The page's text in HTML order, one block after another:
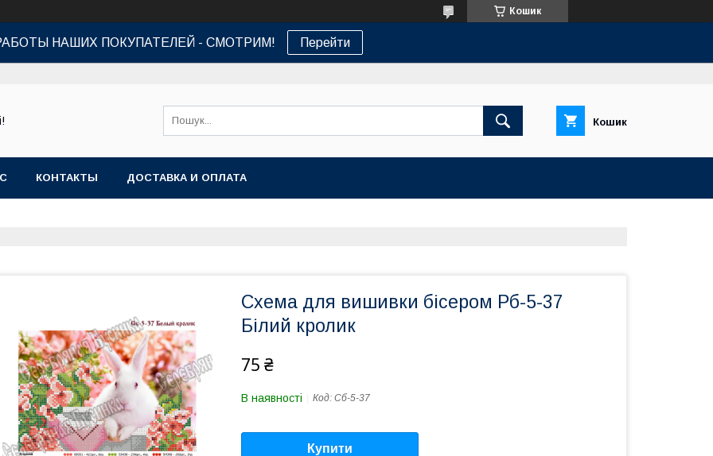
Кошик
НАШИХ ПОКУПАТЕЛЕЙ - СМОТРИМ! Перейти
Кошик
КОНТАКТЫ ДОСТАВКА И ОПЛАТА
Схема для вишивки бісером Рб-5-37
Білий кролик
75 ₴
В наявності Код: Сб-5-37
Купити